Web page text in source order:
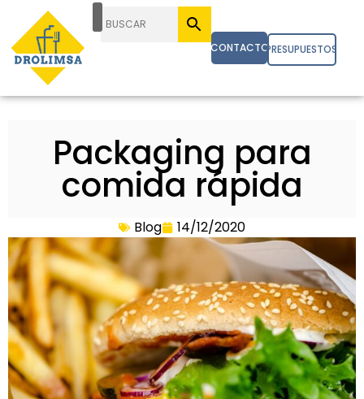
CONTACTOPRESUPUESTOS
Packaging para
comida rápida
Blog 14/12/2020